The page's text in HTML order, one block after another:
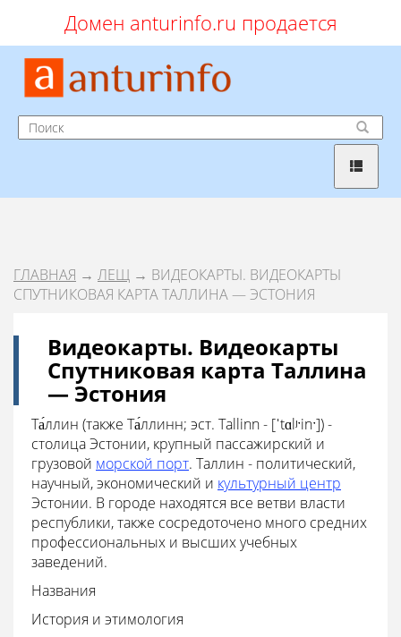
Домен anturinfo.ru продается
ГЛАВНАЯ → ЛЕЩ → ВИДЕОКАРТЫ. ВИДЕОКАРТЫ
СПУТНИКОВАЯ КАРТА ТАЛЛИНА — ЭСТОНИЯ
Видеокарты. Видеокарты
Спутниковая карта Таллина
— Эстония
Та́ллин (также Та́ллинн; эст. Tallinn - [ˈtɑlʲˑinˑ]) -
столица Эстонии, крупный пассажирский и
грузовой морской порт. Таллин - политический,
научный, экономический и культурный центр
Эстонии. В городе находятся все ветви власти
республики, также сосредоточено много средних
профессиональных и высших учебных
заведений.
Названия
История и этимология